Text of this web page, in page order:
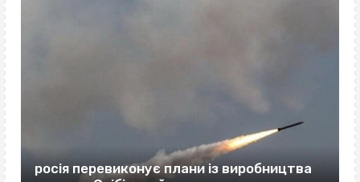
росія перевиконує плани із виробництва